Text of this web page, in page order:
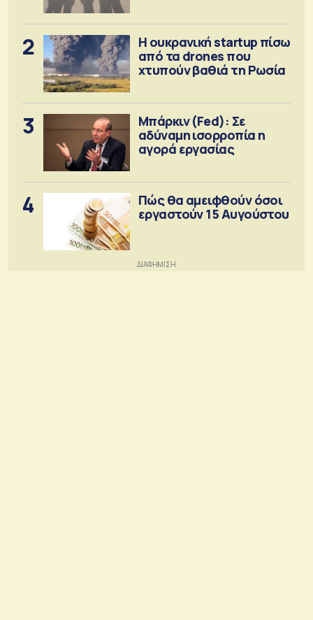
2
Η ουκρανική startup πίσω
από τα drones που
χτυπούν βαθιά τη Ρωσία
3
Μπάρκιν (Fed): Σε
αδύναμη ισορροπία η
αγορά εργασίας
4
Πώς θα αμειφθούν όσοι
εργαστούν 15 Αυγούστου